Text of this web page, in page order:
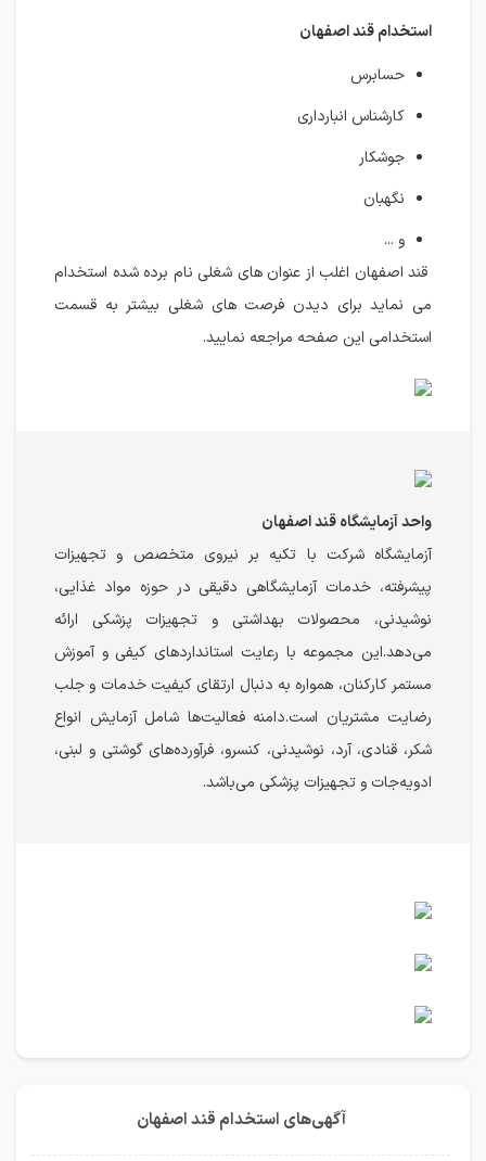
استخدام قند اصفهان
حسابرس
کارشناس انبارداری
جوشکار
نگهبان
و ...
قند اصفهان اغلب از عنوان های شغلی نام برده شده استخدام
می نماید برای دیدن فرصت های شغلی بیشتر به قسمت
استخدامی این صفحه مراجعه نمایید.
واحد آزمایشگاه قند اصفهان
آزمایشگاه شرکت با تکیه بر نیروی متخصص و تجهیزات
پیشرفته، خدمات آزمایشگاهی دقیقی در حوزه مواد غذایی،
نوشیدنی، محصولات بهداشتی و تجهیزات پزشکی ارائه
می‌دهد.این مجموعه با رعایت استانداردهای کیفی و آموزش
مستمر کارکنان، همواره به دنبال ارتقای کیفیت خدمات و جلب
رضایت مشتریان است.دامنه فعالیت‌ها شامل آزمایش انواع
شکر، قنادی، آرد، نوشیدنی، کنسرو، فرآورده‌های گوشتی و لبنی،
ادویه‌جات و تجهیزات پزشکی می‌باشد.
آگهی‌های استخدام قند اصفهان